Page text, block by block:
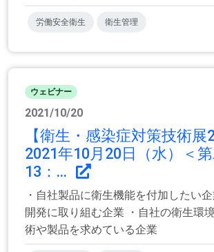
労働安全衛生 衛生管理
ウェビナー
2021/10/20
【衛生・感染症対策技術展
2021年10月20日（水）＜
13：...
・自社製品に衛生機能を付加したい
開発に取り組む企業 ・自社の衛生環
術や製品を求めている企業